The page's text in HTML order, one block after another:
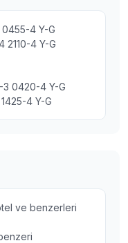
0455-4 Y-G
2110-4 Y-G
3 0420-4 Y-G
4 Y-G
ve benzerleri